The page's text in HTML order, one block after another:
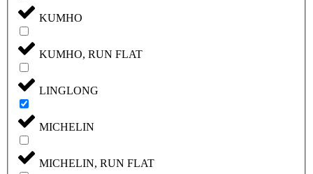
KUMHO
KUMHO, RUN FLAT
LINGLONG
MICHELIN
MICHELIN, RUN FLAT